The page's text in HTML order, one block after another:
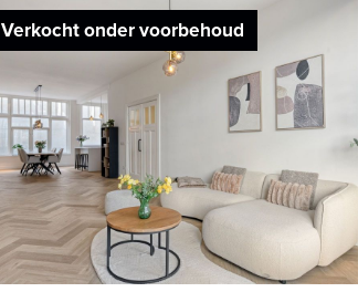
Verkocht onder voorbehoud